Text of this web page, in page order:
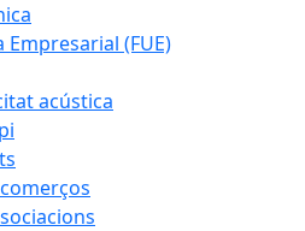
(FUE)
acústica